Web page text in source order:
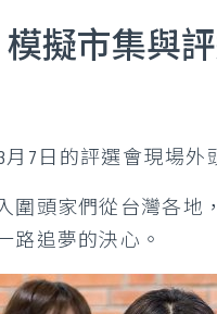
模擬市集與
7日的評選會現場外
圍頭家們從台灣各
路追夢的決心。